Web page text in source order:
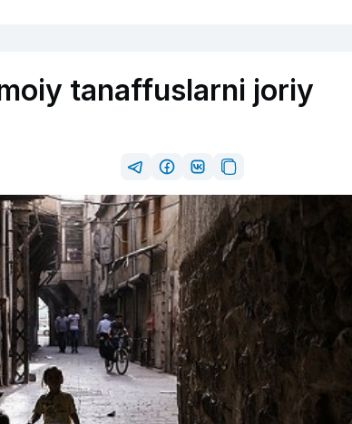
tanaffuslarni joriy